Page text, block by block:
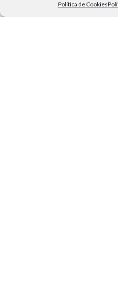
Política de Cookies
Política de Privacidad
CarritoMi cuentaVehículo